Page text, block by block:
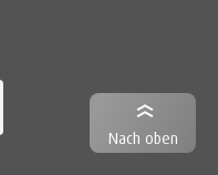
Nach oben